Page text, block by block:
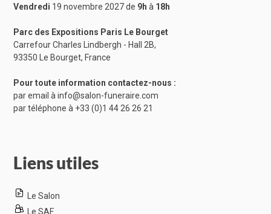
Vendredi 19 novembre 2027 de 9hà 18h
Parc des Expositions Paris Le Bourget
Carrefour Charles Lindbergh - Hall 2B,
93350 Le Bourget, France
Pour toute information contactez-nous :
par email àinfo@salon-funeraire.com
par téléphone à +33 (0)1 44 26 26 21
Liens utiles
Le Salon
Le SAF